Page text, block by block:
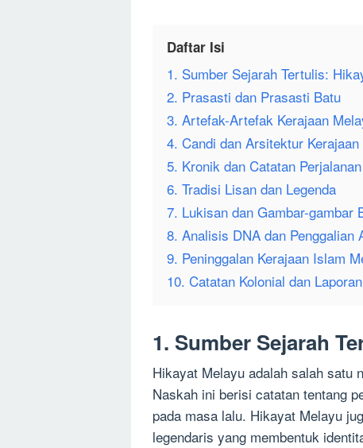
Daftar Isi
1. Sumber Sejarah Tertulis:
2. Prasasti dan Prasasti Batu
3. Artefak-Artefak Kerajaan
4. Candi dan Arsitektur Kerajaan
5. Kronik dan Catatan Perjalanan
6. Tradisi Lisan dan Legenda
7. Lukisan dan Gambar-gambar
8. Analisis DNA dan Penggalian
9. Peninggalan Kerajaan Islam
10. Catatan Kolonial dan
1. Sumber Sejarah
Hikayat Melayu adalah salah satu
Naskah ini berisi catatan tentang
pada masa lalu. Hikayat Melayu
legendaris yang membentuk